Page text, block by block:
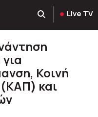
Live TV
Κοινή
(ΚΑΠ) και